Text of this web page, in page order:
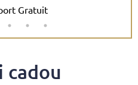
Gratuit
cadou